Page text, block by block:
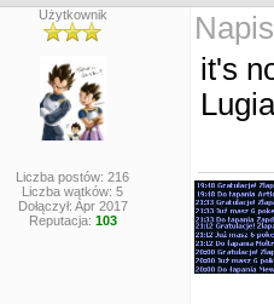
Użytkownik
Liczba postów: 216
Liczba wątków: 5
Dołączył: Apr 2017
Reputacja: 103
it's